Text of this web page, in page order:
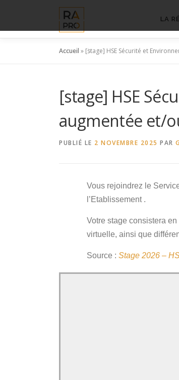
contenu
LA
Accueil » [stage] HSE Sécurité et
[stage] HSE
augmentée et/
PUBLIÉ LE 2 NOVEMBRE 2025 PAR
Vous rejoindrez le
l’Etablissement .
Votre stage consistera
virtuelle, ainsi que
Source : Stage 2026 –